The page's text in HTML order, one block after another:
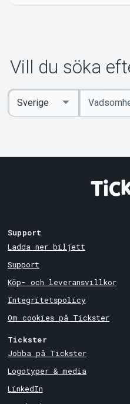
Vill du söka
Ange
sökord
Select
Country
Support
Ladda ner biljett
Support
Köp- och leveransvillkor
Integritetspolicy
Om cookies på Tickster
Tickster
Jobba på Tickster
Logotyper & media
LinkedIn